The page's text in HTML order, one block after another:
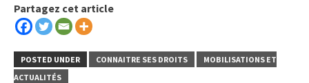
Partagez cet article
POSTED UNDER CONNAITRE SES DROITS
MOBILISATIONS ET
ACTUALITÉS